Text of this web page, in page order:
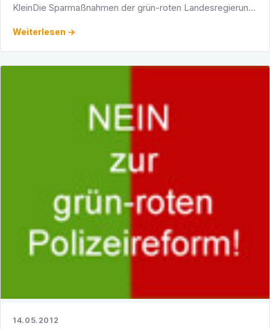
KleinDie Sparmaßnahmen der grün-roten Landesregierung
Württemberg. …
Weiterlesen →
14.05.2012